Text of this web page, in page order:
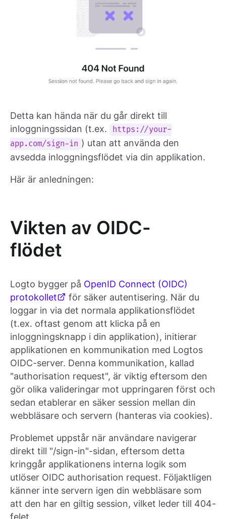
Detta kan hända när du går direkt till
inloggningssidan (t.ex.
https://your-
app.com/sign-in ) utan att använda den
avsedda inloggningsflödet via din applikation.
Här är anledningen:
Vikten av OIDC-
flödet
Logto bygger på OpenID Connect (OIDC)
protokollet
för säker autentisering. När du
loggar in via det normala applikationsflödet
(t.ex. oftast genom att klicka på en
inloggningsknapp i din applikation), initierar
applikationen en kommunikation med Logtos
OIDC-server. Denna kommunikation, kallad
"authorisation request", är viktig eftersom den
gör olika valideringar mot uppringaren först och
sedan etablerar en säker session mellan din
webbläsare och servern (hanteras via cookies).
Problemet uppstår när användare navigerar
direkt till "/sign-in"-sidan, eftersom detta
kringgår applikationens interna logik som
utlöser OIDC authorisation request. Följaktligen
känner inte servern igen din webbläsare som
att den har en giltig session, vilket leder till 404-
felet.